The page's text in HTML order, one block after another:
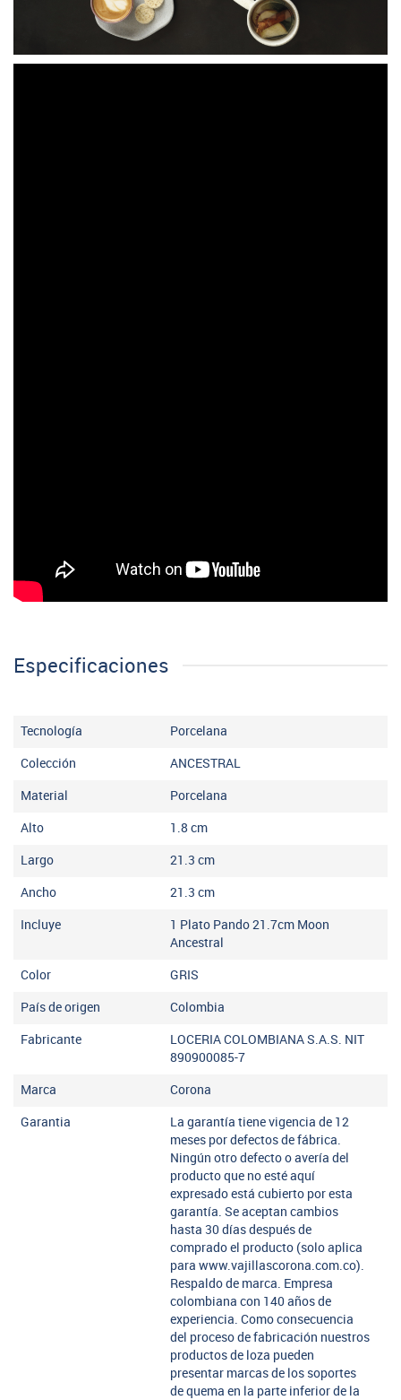
Especificaciones
Tecnología Porcelana
Colección ANCESTRAL
Material Porcelana
Alto 1.8 cm
Largo 21.3 cm
Ancho 21.3 cm
Incluye
1 Plato Pando 21.7cm Moon
Ancestral
Color GRIS
País de origen Colombia
Fabricante
LOCERIA COLOMBIANA S.A.S. NIT
890900085-7
Marca Corona
Garantia
La garantía tiene vigencia de 12
meses por defectos de fábrica.
Ningún otro defecto o avería del
producto que no esté aquí
expresado está cubierto por esta
garantía. Se aceptan cambios
hasta 30 días después de
comprado el producto (solo aplica
para www.vajillascorona.com.co).
Respaldo de marca. Empresa
colombiana con 140 años de
experiencia. Como consecuencia
del proceso de fabricación nuestros
productos de loza pueden
presentar marcas de los soportes
de quema en la parte inferior de la